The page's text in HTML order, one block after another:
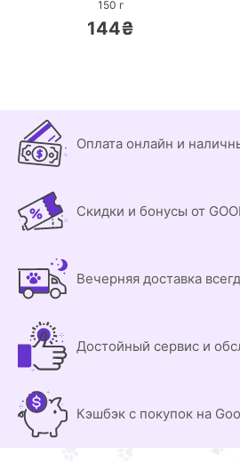
150 г
144₴
Оплата онлайн и
Скидки и бонусы от
Вечерняя доставка
Достойный сервис и
Кэшбэк с покупок на